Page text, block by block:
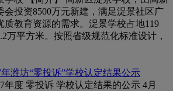
会投资8500万元新建，满足浞景社区广
质教育资源的需求。浞景学校占地119
万平方米。按照省级规范化标准设计，
年潍坊“零投诉”学校认定结果公示
年度 零投诉 学校认定结果的公示 4月